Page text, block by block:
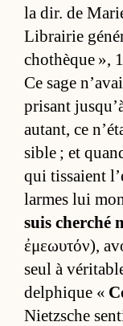
la dir. de
Li­brai­rie
cho­thèque »,
Ce sage
pri­sant
au­tant, ce
sible ; et
qui tis­saient
larmes lui
suis cher­ché
ἐμεωυτόν),
seul à
del­phique «
Nietzsche